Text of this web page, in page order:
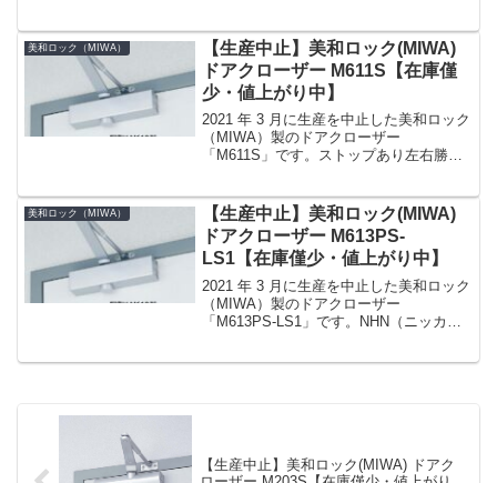
カラーシルバー（SV）、ブラック艶消し
（...
美和ロック（MIWA）
【生産中止】美和ロック(MIWA)
ドアクローザー M611S【在庫僅
少・値上がり中】
2021 年 3 月に生産を中止した美和ロック
（MIWA）製のドアクローザー
「M611S」です。ストップあり左右勝手
ド型（標準型）カラーシルバー（SV）、
ブ...
美和ロック（MIWA）
【生産中止】美和ロック(MIWA)
ドアクローザー M613PS-
LS1【在庫僅少・値上がり中】
2021 年 3 月に生産を中止した美和ロック
（MIWA）製のドアクローザー
「M613PS-LS1」です。NHN（ニッカ
【生産中止】美和ロック(MIWA) ドアク